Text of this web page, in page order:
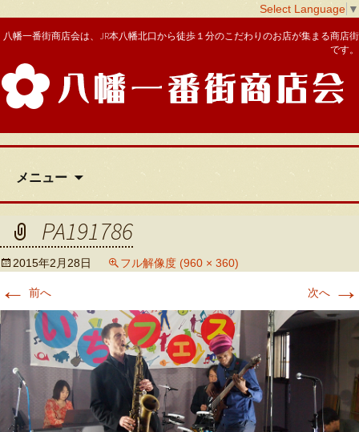
Select Language ▼
八幡一番街商店会
八幡一番街商店会は、JR本八幡北口から徒歩１分のこだわりのお店が集まる商店街
です。
メニュー
テ
ツ
へ
移
PA191786
2015年2月28日 フル解像度 (960 × 360)
← 前へ 次へ →